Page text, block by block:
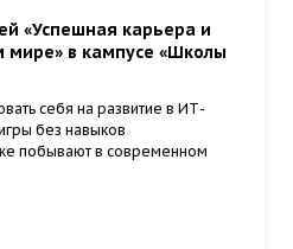
«Успешная карьера и
мире» в кампусе «Школы
себя на развитие в ИТ-
без навыков
побывают в современном